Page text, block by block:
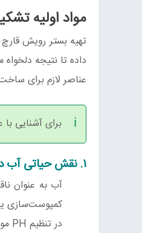
مواد اولیه
تهیه بستر رویش
داده تا نتیجه
عناصر لازم برای
برای آشنایی
۱. نقش حیاتی آب در فرایند کمپوست‌سازی
آب به عنوان
کمپوست‌سازی
در تنظیم PH مواد اولیه در طی فرآیند تولید بستر کشت دارد.